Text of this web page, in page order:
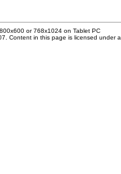
or 768x1024 on Tablet PC
Content in this page is licensed under a